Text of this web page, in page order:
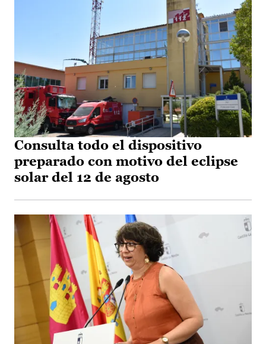
Consulta todo el dispositivo
preparado con motivo del eclipse
solar del 12 de agosto